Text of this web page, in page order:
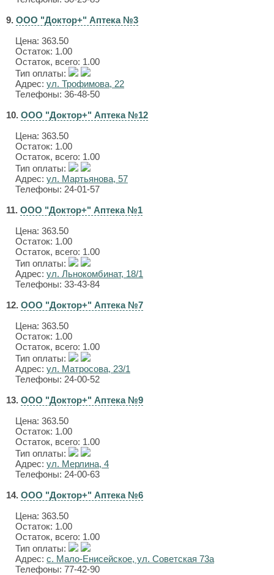
9. ООО "Доктор+" Аптека №3
Цена: 363.50
Остаток: 1.00
Остаток, всего: 1.00
Тип оплаты:
Адрес: ул. Трофимова, 22
Телефоны: 36-48-50
10. ООО "Доктор+" Аптека №12
Цена: 363.50
Остаток: 1.00
Остаток, всего: 1.00
Тип оплаты:
Адрес: ул. Мартьянова, 57
Телефоны: 24-01-57
11. ООО "Доктор+" Аптека №1
Цена: 363.50
Остаток: 1.00
Остаток, всего: 1.00
Тип оплаты:
Адрес: ул. Льнокомбинат, 18/1
Телефоны: 33-43-84
12. ООО "Доктор+" Аптека №7
Цена: 363.50
Остаток: 1.00
Остаток, всего: 1.00
Тип оплаты:
Адрес: ул. Матросова, 23/1
Телефоны: 24-00-52
13. ООО "Доктор+" Аптека №9
Цена: 363.50
Остаток: 1.00
Остаток, всего: 1.00
Тип оплаты:
Адрес: ул. Мерлина, 4
Телефоны: 24-00-63
14. ООО "Доктор+" Аптека №6
Цена: 363.50
Остаток: 1.00
Остаток, всего: 1.00
Тип оплаты:
Адрес: с. Мало-Енисейское, ул. Советская 73а
Телефоны: 77-42-90